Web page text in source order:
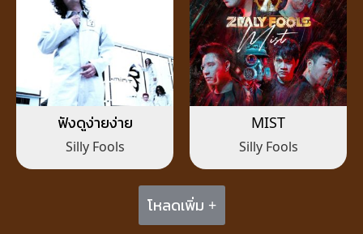
ฟังดูง่ายง่าย
Silly Fools
MIST
Silly Fools
โหลดเพิ่ม +